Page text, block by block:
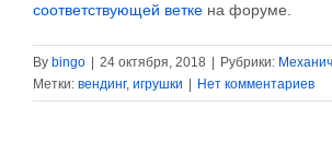
соответствующей ветке на форуме.
By bingo 24 октября, 2018 Рубрики:
Метки: вендинг, игрушки Нет комментариев